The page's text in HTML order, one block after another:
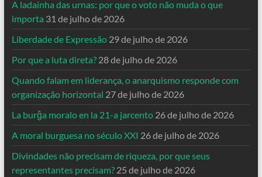
A ladainha das urnas: por que o voto não muda o que
importa 31 de julho de 2026
Liberdade de Expressão 29 de julho de 2026
Por que a luta direta? 28 de julho de 2026
Quando falam em liderança, o anarquismo responde com
organização horizontal 27 de julho de 2026
La burĝa moralo en la 21-a jarcento 26 de julho de 2026
A moral burguesa no século XXI 26 de julho de 2026
Divindades não precisam de riqueza, por que seus
representantes precisam? 25 de julho de 2026